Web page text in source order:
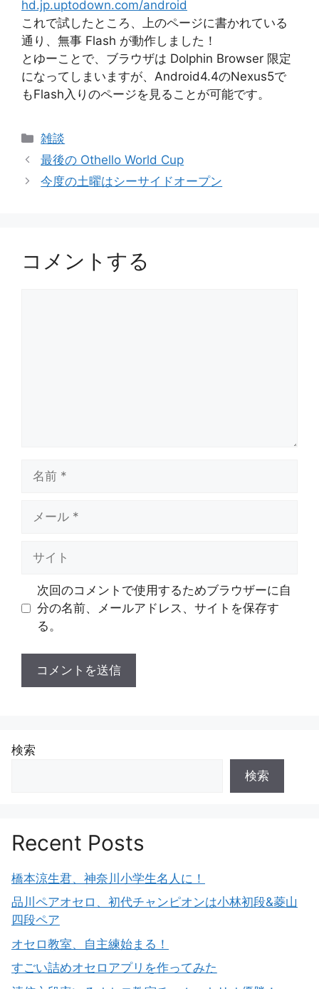
hd.jp.uptodown.com/android
これで試したところ、上のページに書かれている
通り、無事 Flash が動作しました！
とゆーことで、ブラウザは Dolphin Browser 限定
になってしまいますが、Android4.4のNexus5で
もFlash入りのページを見ることが可能です。
カ
テ
リ
雑談
最後の Othello World Cup
今度の土曜はシーサイドオープン
コメントする
次回のコメントで使用するためブラウザーに自
分の名前、メールアドレス、サイトを保存す
る。
検索
検索
Recent Posts
橋本涼生君、神奈川小学生名人に！
品川ペアオセロ、初代チャンピオンは小林初段&菱山
四段ペア
オセロ教室、自主練始まる！
すごい詰めオセロアプリを作ってみた